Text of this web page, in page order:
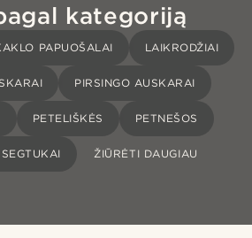
kategoriją
PAPUOŠALAI LAIKRODŽIAI
PIRSINGO AUSKARAI
PETELIŠKĖS PETNEŠOS
ŽIŪRĖTI DAUGIAU